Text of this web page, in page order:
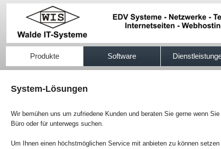
Produkte Software
System-Lösungen
Wir bemühen uns um zufriedene Kunden und beraten Sie gerne wenn
Büro oder für unterwegs suchen.
Um Ihnen einen höchstmöglichen Service mit anbieten zu können